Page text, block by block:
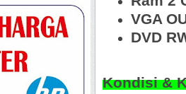
VGA
DVD
Kondisi &